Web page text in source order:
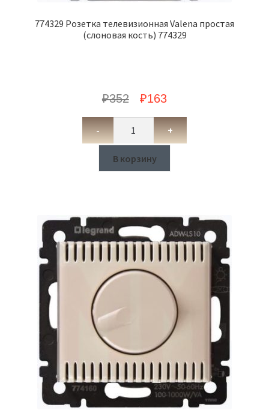
774329 Розетка телевизионная Valena простая
(слоновая кость) 774329
₽352 ₽163
- +
В корзину